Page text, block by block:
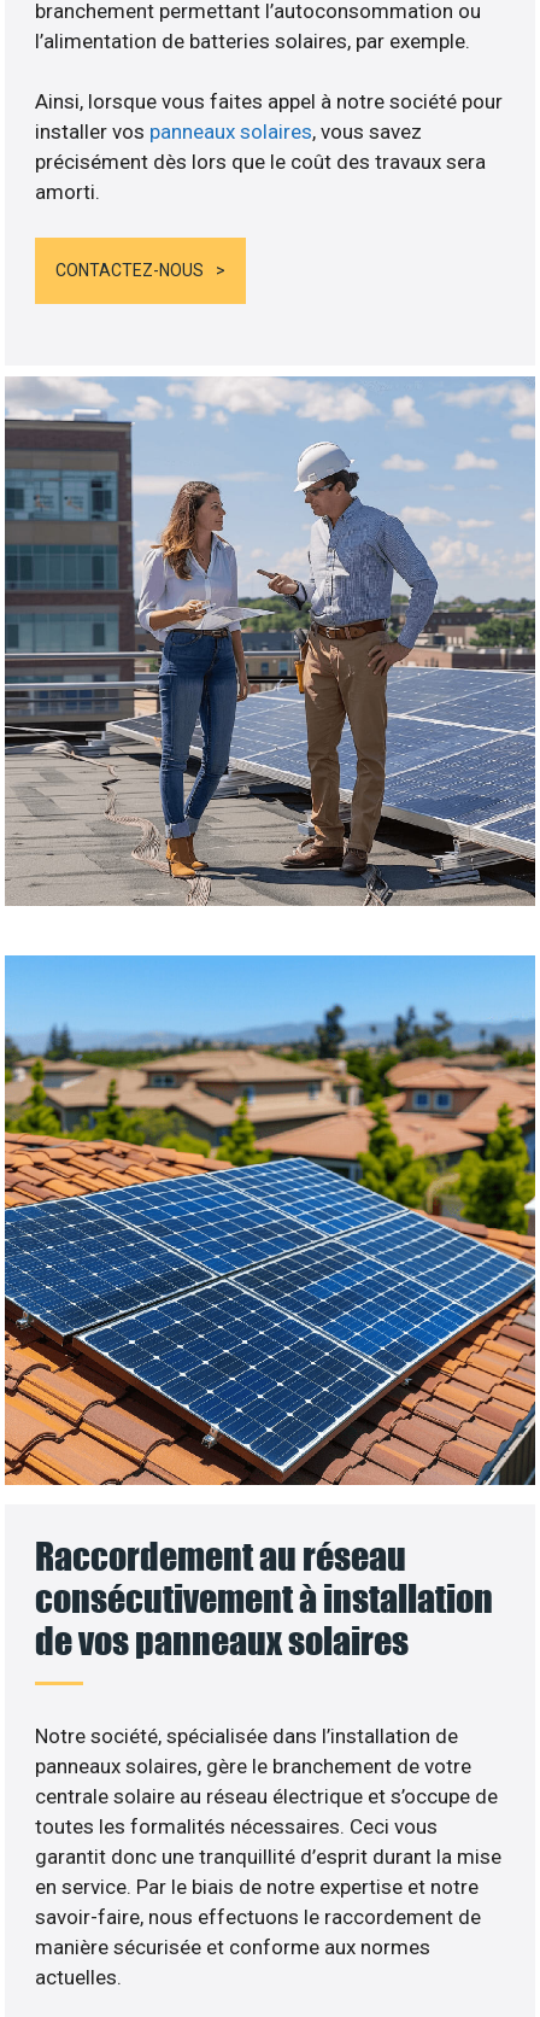
branchement permettant l’autoconsommation ou
l’alimentation de batteries solaires, par exemple.
Ainsi, lorsque vous faites appel à notre société pour
installer vos panneaux solaires, vous savez
précisément dès lors que le coût des travaux sera
amorti.
CONTACTEZ-NOUS
Raccordement au réseau
consécutivement à installation
de vos panneaux solaires
Notre société, spécialisée dans l’installation de
panneaux solaires, gère le branchement de votre
centrale solaire au réseau électrique et s’occupe de
toutes les formalités nécessaires. Ceci vous
garantit donc une tranquillité d’esprit durant la mise
en service. Par le biais de notre expertise et notre
savoir-faire, nous effectuons le raccordement de
manière sécurisée et conforme aux normes
actuelles.